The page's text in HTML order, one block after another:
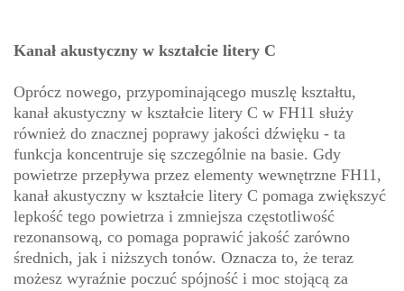
Kanał akustyczny w kształcie litery C
Oprócz nowego, przypominającego muszlę kształtu,
kanał akustyczny w kształcie litery C w FH11 służy
również do znacznej poprawy jakości dźwięku - ta
funkcja koncentruje się szczególnie na basie. Gdy
powietrze przepływa przez elementy wewnętrzne FH11,
kanał akustyczny w kształcie litery C pomaga zwiększyć
lepkość tego powietrza i zmniejsza częstotliwość
rezonansową, co pomaga poprawić jakość zarówno
średnich, jak i niższych tonów. Oznacza to, że teraz
możesz wyraźnie poczuć spójność i moc stojącą za